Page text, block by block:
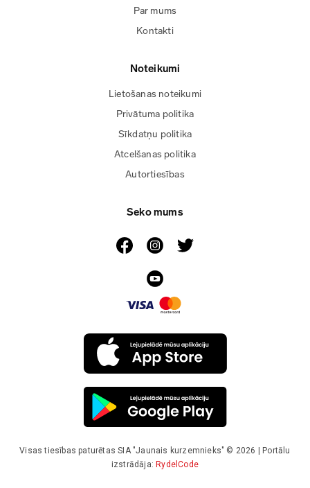
Par mums
Kontakti
Noteikumi
Lietošanas noteikumi
Privātuma politika
Sīkdatņu politika
Atcelšanas politika
Autortiesības
Seko mums
Visas tiesības paturētas SIA "Jaunais kurzemnieks" © 2026 | Portālu
izstrādāja: RydelCode